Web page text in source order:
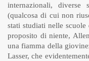
internazionali, diverse
(qualcosa di cui non
stati studiati nelle
proposito di niente,
una fiamma della
Lasser, che